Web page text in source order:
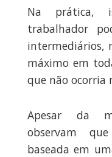
Na prática,
trabalhador
intermediários,
máximo em
que não
Apesar da
observam
baseada em